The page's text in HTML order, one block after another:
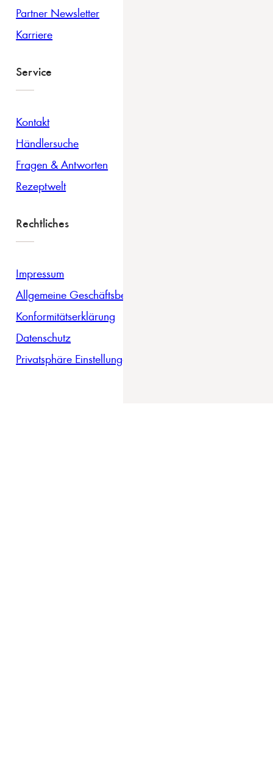
Partner Newsletter
Karriere
Service
Kontakt
Händlersuche
Fragen & Antworten
Rezeptwelt
Rechtliches
Impressum
Allgemeine Geschäftsbedingungen
Konformitätserklärung
Datenschutz
Privatsphäre Einstellungen